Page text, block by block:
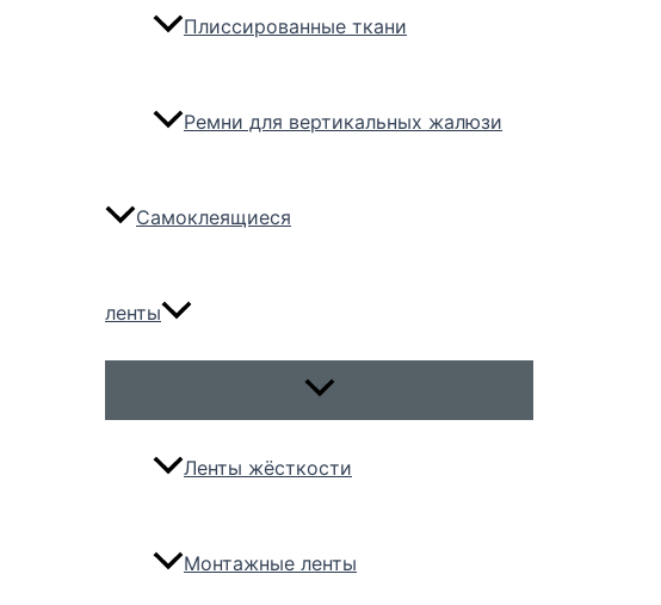
Плиссированные ткани
Ремни для вертикальных жалюзи
Самоклеящиеся
ленты
Переключатель
Ленты жёсткости
Монтажные ленты